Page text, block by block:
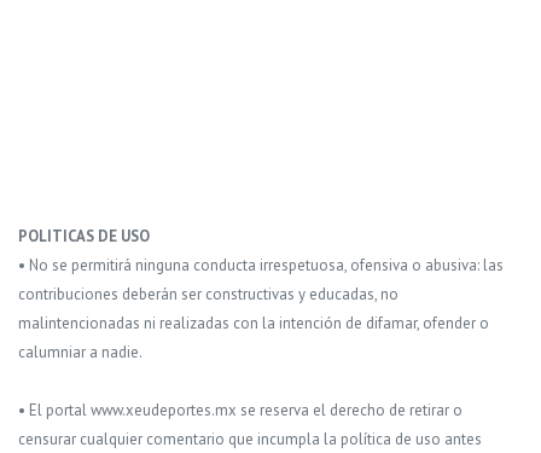
POLITICAS DE USO
• No se permitirá ninguna conducta irrespetuosa, ofensiva o abusiva: las
contribuciones deberán ser constructivas y educadas, no
malintencionadas ni realizadas con la intención de difamar, ofender o
calumniar a nadie.
• El portal www.xeudeportes.mx se reserva el derecho de retirar o
censurar cualquier comentario que incumpla la política de uso antes